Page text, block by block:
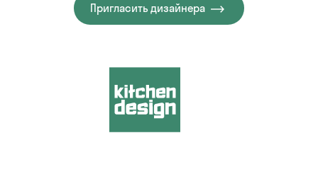
Пригласить дизайнера